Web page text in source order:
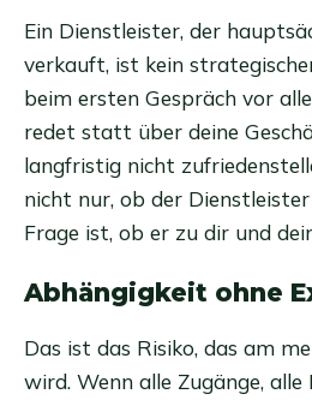
Ein Dienstleister, der
verkauft, ist kein
beim ersten Gespräch vor
redet statt über deine
langfristig nicht
nicht nur, ob der
Frage ist, ob er zu dir und
Abhängigkeit ohne
Das ist das Risiko, das am
wird. Wenn alle Zugänge,